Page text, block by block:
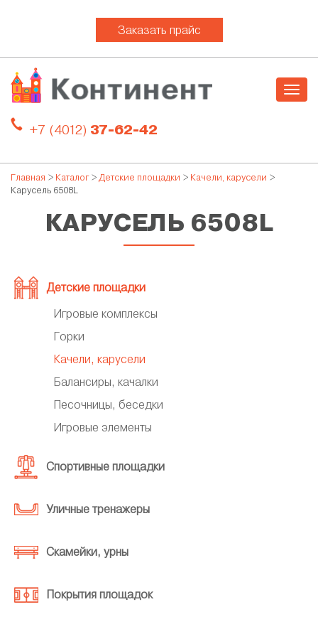
Заказать прайс
+7 (4012) 37-62-42
Главная > Каталог> Детские площадки > Качели, карусели >
Карусель 6508L
КАРУСЕЛЬ 6508L
Детские площадки
Игровые комплексы
Горки
Качели, карусели
Балансиры, качалки
Песочницы, беседки
Игровые элементы
Спортивные площадки
Уличные тренажеры
Скамейки, урны
Покрытия площадок